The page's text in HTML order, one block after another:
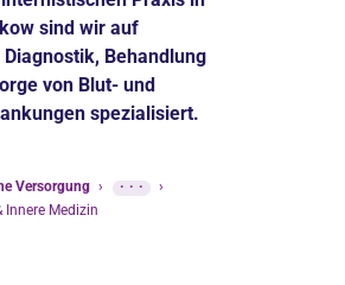
sind wir auf
Behandlung
von Blut- und
spezialisiert.
Versorgung › ···
›
Innere Medizin